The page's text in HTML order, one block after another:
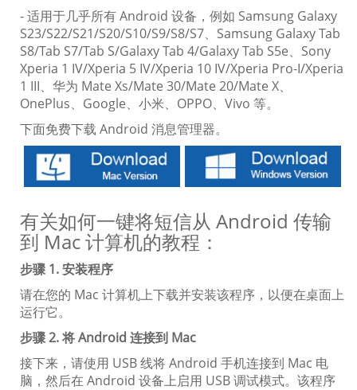
- 适用于几乎所有 Android 设备，例如 Samsung Galaxy
S23/S22/S21/S20/S10/S9/S8/S7、Samsung Galaxy Tab
S8/Tab S7/Tab S/Galaxy Tab 4/Galaxy Tab S5e、Sony
Xperia 1 IV/Xperia 5 IV/Xperia 10 IV/Xperia Pro-I/Xperia
1 III、华为 Mate Xs/Mate 30/Mate 20/Mate X、
OnePlus、Google、小米、OPPO、Vivo 等。
下面免费下载 Android 消息管理器。
有关如何一键将短信从 Android 传输
到 Mac 计算机的教程：
步骤 1. 安装程序
请在您的 Mac 计算机上下载并安装该程序，以便在桌面上
运行它。
步骤 2. 将 Android 连接到 Mac
接下来，请使用 USB 线将 Android 手机连接到 Mac 电
脑，然后在 Android 设备上启用 USB 调试模式。该程序